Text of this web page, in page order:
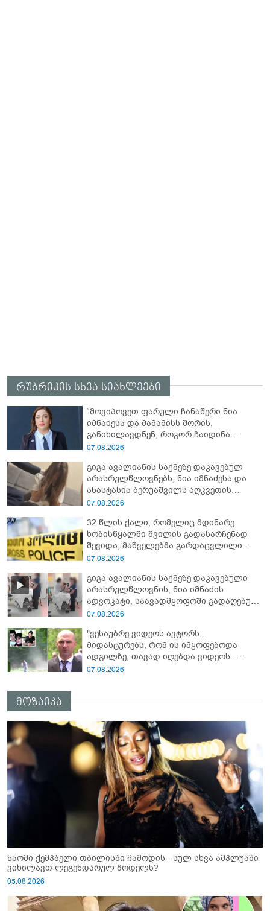
რუბრიკის სხვა სიახლეები
“მოვიპოვეთ ფარული ჩანაწერი ნია
იმნაძესა და მამამისს შორის,
განიხილავდნენ, როგორ ჩაიდინა
გაბაშვილმა დანაშაული” - რას ამბობს
07.08.2026
გიგა ავალიანის საქმეზე დაკავებულ
არასრულწლოვნებს, ნია იმნაძესა და
ანასტასია ბერუაშვილს აღკვეთის
ღონისძიების სახით პატიმრობა
07.08.2026
32 წლის ქალი, რომელიც მდინარე
ხობისწყალში შვილის გადასარჩენად
შევიდა, მაშველებმა გარდაცვლილი
იპოვეს
07.08.2026
გიგა ავალიანის საქმეზე დაკავებული
არასრულწლოვნის, ნია იმნაძის
ადვოკატი, საავადმყოფოში გადაღებულ
კადრებს ავრცელებს
07.08.2026
"ვესაუბრე ვიდეოს ავტორს...
მიდასტურებს, რომ ის იმყოფებოდა
ადგილზე, თავად იღებდა ვიდეოს...
საყურადღებოა გურამ დადიანიძის ტონი"
07.08.2026
მოზაიკა
ნაომი ქემპბელი თბილისში ჩამოდის - სულ სხვა ამპლუაში
ვიხილავთ ლეგენდარულ მოდელს?
05.08.2026